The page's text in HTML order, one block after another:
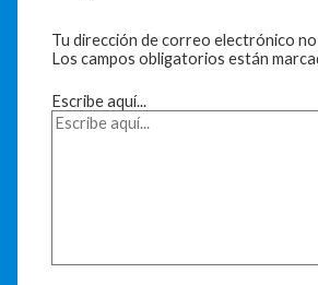
Tu dirección de correo electrónico
Los campos obligatorios están
Escribe aquí...